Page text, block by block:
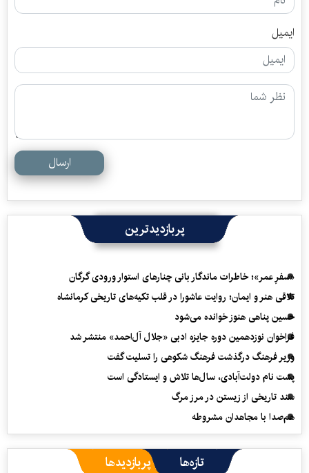
ایمیل
ارسال
پربازدیدترین
«سفرِ عمر»؛ خاطرات ماندگار بانی چنارهای استوار ورودی گرگان
تلاقی هنر و ایمان؛ روایت عاشورا در قلب تکیه‌های تاریخی کرمانشاه
حسین پناهی هنوز خوانده می‌شود
فراخوان نوزدهمین دوره جایزه ادبی «جلال آل‌احمد» منتشر شد
وزیر فرهنگ درگذشت فرهنگ شکوهی را تسلیت گفت
پشت نام دولت‌آبادی، سال‌ها تلاش و ایستادگی است
سند تاریخی از زیستن در مرز مرگ
هم‌صدا با مجاهدان مشروطه
تازه‌ها پربازدیدها